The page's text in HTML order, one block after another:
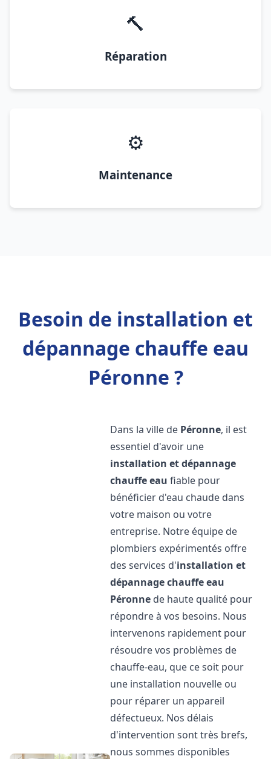
🔨
Réparation
⚙️
Maintenance
Besoin de installation et
dépannage chauffe eau
Péronne ?
Dans la ville de Péronne, il est
essentiel d'avoir une
installation et dépannage
chauffe eau fiable pour
bénéficier d'eau chaude dans
votre maison ou votre
entreprise. Notre équipe de
plombiers expérimentés offre
des services d'installation et
dépannage chauffe eau
Péronne de haute qualité pour
répondre à vos besoins. Nous
intervenons rapidement pour
résoudre vos problèmes de
chauffe-eau, que ce soit pour
une installation nouvelle ou
pour réparer un appareil
défectueux. Nos délais
d'intervention sont très brefs,
nous sommes disponibles